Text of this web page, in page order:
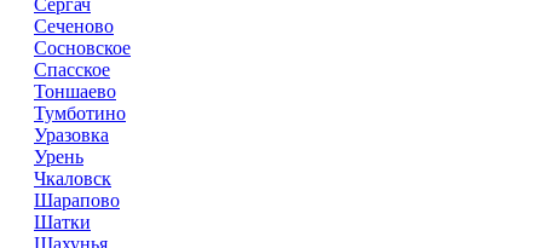
Сергач
Сеченово
Сосновское
Спасское
Тоншаево
Тумботино
Уразовка
Урень
Чкаловск
Шарапово
Шатки
Шахунья